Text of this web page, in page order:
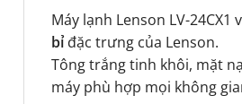
Máy lạnh Lenson LV-24CX1
bỉđặc trưng của Lenson.
Tông trắng tinh khôi, mặt
máy phù hợp mọi không